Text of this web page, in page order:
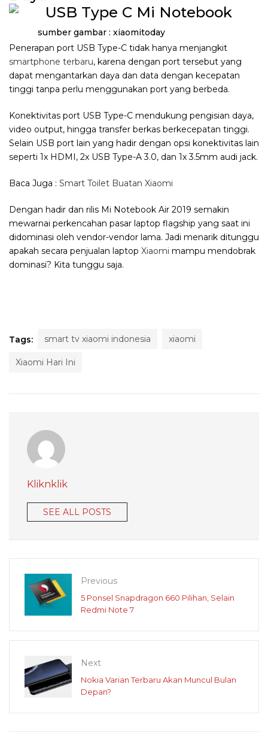
sumber gambar : xiaomitoday
Penerapan port USB Type-C tidak hanya menjangkit
smartphone terbaru, karena dengan port tersebut yang
dapat mengantarkan daya dan data dengan kecepatan
tinggi tanpa perlu menggunakan port yang berbeda.
Konektivitas port USB Type-C mendukung pengisian daya,
video output, hingga transfer berkas berkecepatan tinggi.
Selain USB port lain yang hadir dengan opsi konektivitas lain
seperti 1x HDMI, 2x USB Type-A 3.0, dan 1x 3.5mm audi jack.
Baca Juga : Smart Toilet Buatan Xiaomi
Dengan hadir dan rilis Mi Notebook Air 2019 semakin
mewarnai perkencahan pasar laptop flagship yang saat ini
didominasi oleh vendor-vendor lama. Jadi menarik ditunggu
apakah secara penjualan laptop Xiaomi mampu mendobrak
dominasi? Kita tunggu saja.
Tags: smart tv xiaomi indonesia xiaomi
Xiaomi Hari Ini
Kliknklik
SEE ALL POSTS
Previous
5 Ponsel Snapdragon 660 Pilihan, Selain
Redmi Note 7
Next
Nokia Varian Terbaru Akan Muncul Bulan
Depan?